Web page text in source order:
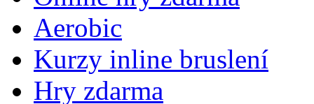
Aerobic
Kurzy inline bruslení
Hry zdarma